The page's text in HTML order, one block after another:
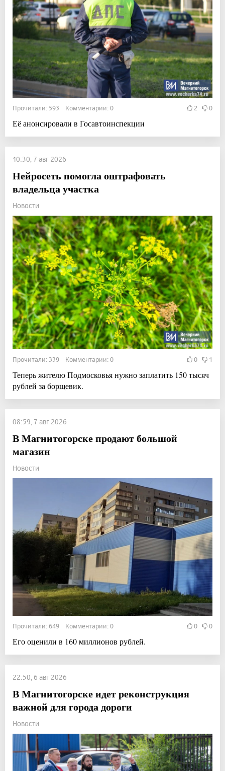
Прочитали: 593 Комментарии: 0 2 0
Её анонсировали в Госавтоинспекции
10:30, 7 авг 2026
Нейросеть помогла оштрафовать
владельца участка
Новости
Прочитали: 339 Комментарии: 0 0 1
Теперь жителю Подмосковья нужно заплатить 150 тысяч
рублей за борщевик.
08:59, 7 авг 2026
В Магнитогорске продают большой
магазин
Новости
Прочитали: 649 Комментарии: 0 0 0
Его оценили в 160 миллионов рублей.
22:50, 6 авг 2026
В Магнитогорске идет реконструкция
важной для города дороги
Новости